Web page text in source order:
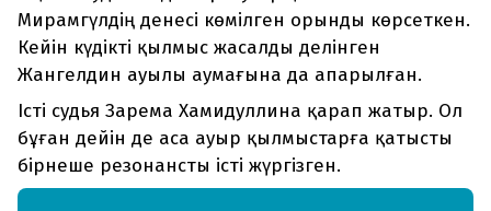
Мирамгүлдің денесі көмілген орынды көрсеткен.
Кейін күдікті қылмыс жасалды делінген
Жангелдин ауылы аумағына да апарылған.
Істі судья Зарема Хамидуллина қарап жатыр. Ол
бұған дейін де аса ауыр қылмыстарға қатысты
бірнеше резонансты істі жүргізген.